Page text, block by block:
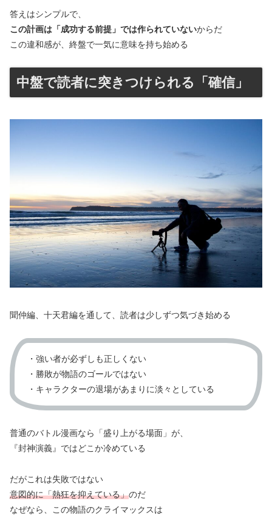
答えはシンプルで、
この計画は「成功する前提」では作られていないからだ
この違和感が、終盤で一気に意味を持ち始める
中盤で読者に突きつけられる「確信」
聞仲編、十天君編を通して、読者は少しずつ気づき始める
・強い者が必ずしも正しくない
・勝敗が物語のゴールではない
・キャラクターの退場があまりに淡々としている
普通のバトル漫画なら「盛り上がる場面」が、
『封神演義』ではどこか冷めている
だがこれは失敗ではない
意図的に「熱狂を抑えている」のだ
なぜなら、この物語のクライマックスは